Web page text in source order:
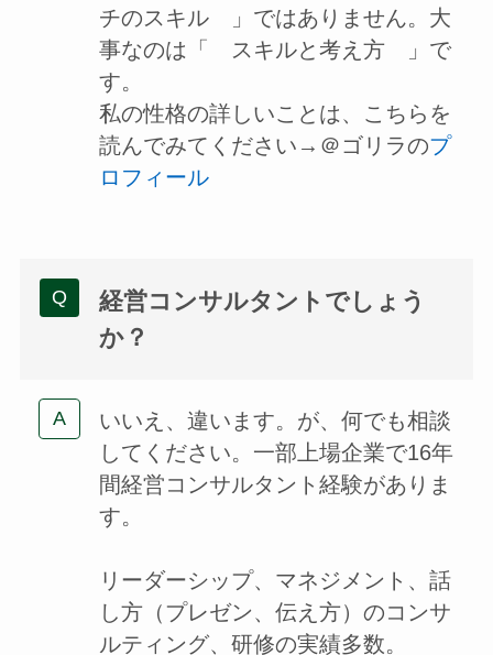
チのスキル 」ではありません。大
事なのは「 スキルと考え方 」で
す。
私の性格の詳しいことは、こちらを
読んでみてください→＠ゴリラのプ
ロフィール
経営コンサルタントでしょう
か？
いいえ、違います。が、何でも相談
してください。一部上場企業で16年
間経営コンサルタント経験がありま
す。
リーダーシップ、マネジメント、話
し方（プレゼン、伝え方）のコンサ
ルティング、研修の実績多数。